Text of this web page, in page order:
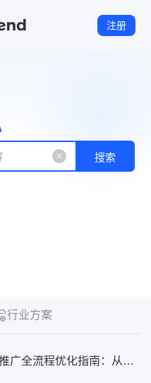
注册
搜索
行业方案
电子邮箱推广全流程优化指南：从验证到转化